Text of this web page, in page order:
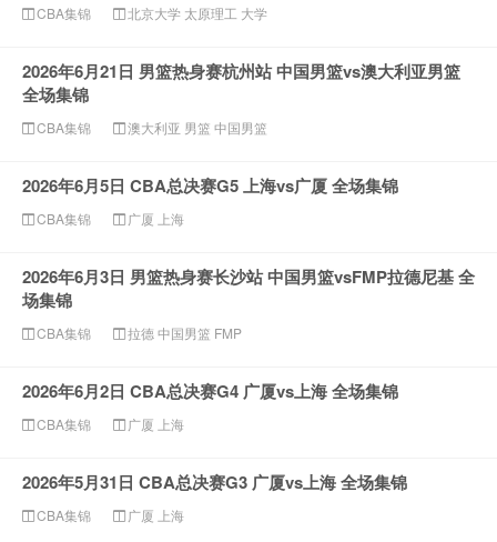
CBA集锦 北京大学 太原理工 大学
2026年6月21日 男篮热身赛杭州站 中国男篮vs澳大利亚男篮
全场集锦
CBA集锦 澳大利亚 男篮 中国男篮
2026年6月5日 CBA总决赛G5 上海vs广厦 全场集锦
CBA集锦 广厦 上海
2026年6月3日 男篮热身赛长沙站 中国男篮vsFMP拉德尼基 全
场集锦
CBA集锦 拉德 中国男篮 FMP
2026年6月2日 CBA总决赛G4 广厦vs上海 全场集锦
CBA集锦 广厦 上海
2026年5月31日 CBA总决赛G3 广厦vs上海 全场集锦
CBA集锦 广厦 上海